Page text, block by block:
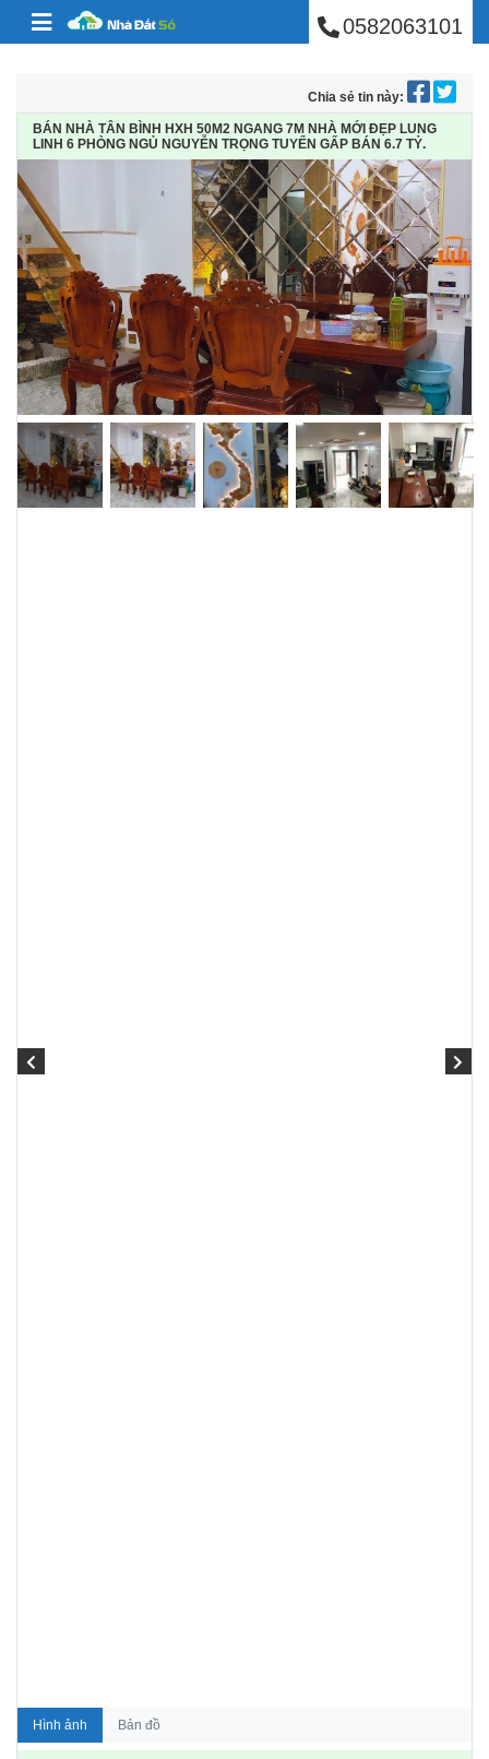
Skip to content BÁN NHÀ PHÚ0582063101
Chia sẻ tin này:
BÁN NHÀ TÂN BÌNH HXH 50M2 NGANG 7M NHÀ MỚI ĐẸP LUNG
LINH 6 PHÒNG NGỦ NGUYỄN TRỌNG TUYỂN GẤP BÁN 6.7 TỶ.
Hình ảnh Bản đồ